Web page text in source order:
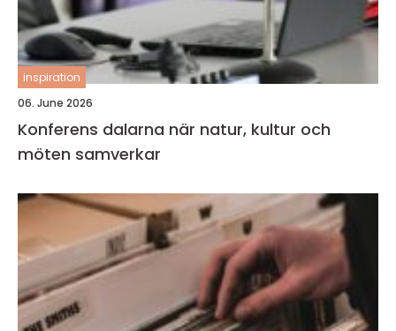
inspiration
06. June 2026
Konferens dalarna när natur, kultur och
möten samverkar